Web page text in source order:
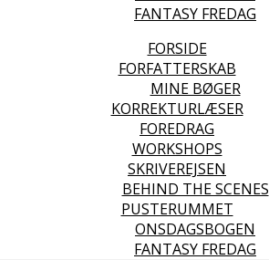
FANTASY FREDAG
FORSIDE
FORFATTERSKAB
MINE BØGER
KORREKTURLÆSER
FOREDRAG
WORKSHOPS
SKRIVEREJSEN
BEHIND THE SCENES
PUSTERUMMET
ONSDAGSBOGEN
FANTASY FREDAG